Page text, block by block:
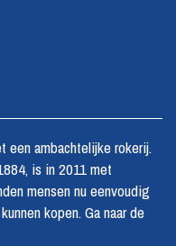
ambachtelijke rokerij.
is in 2011 met
mensen nu eenvoudig
kopen. Ga naar de